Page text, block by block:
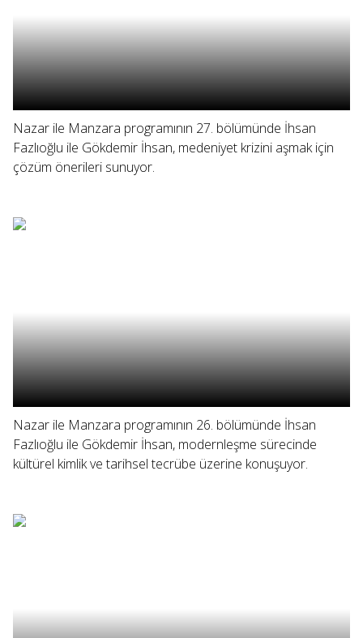
Nazar ile Manzara programının 27. bölümünde İhsan
Fazlıoğlu ile Gökdemir İhsan, medeniyet krizini aşmak için
çözüm önerileri sunuyor.
Nazar ile Manzara programının 26. bölümünde İhsan
Fazlıoğlu ile Gökdemir İhsan, modernleşme sürecinde
kültürel kimlik ve tarihsel tecrübe üzerine konuşuyor.